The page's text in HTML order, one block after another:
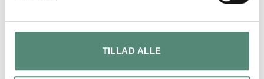
TILLAD ALLE